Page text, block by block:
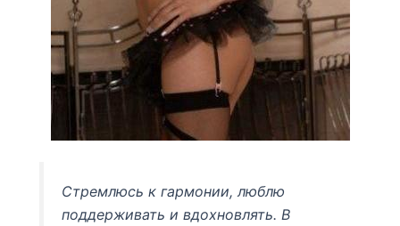
Стремлюсь к гармонии, люблю
поддерживать и вдохновлять. В